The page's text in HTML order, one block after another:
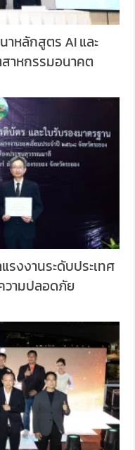
าหลักสูตร AI และ
าหกรรมอนาคต
รงงานระดับประเทศ
วามปลอดภัย